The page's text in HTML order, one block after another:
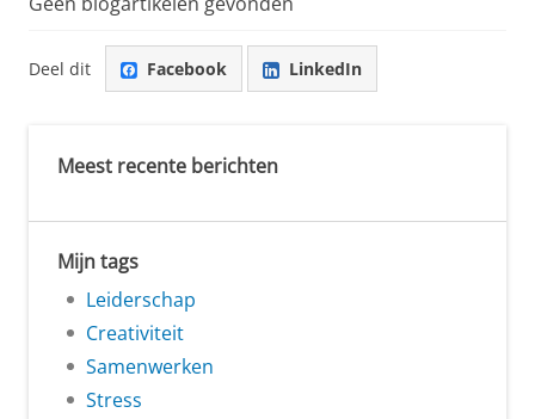
Deel dit Facebook LinkedIn
Meest recente berichten
Mijn tags
Leiderschap
Creativiteit
Samenwerken
Stress